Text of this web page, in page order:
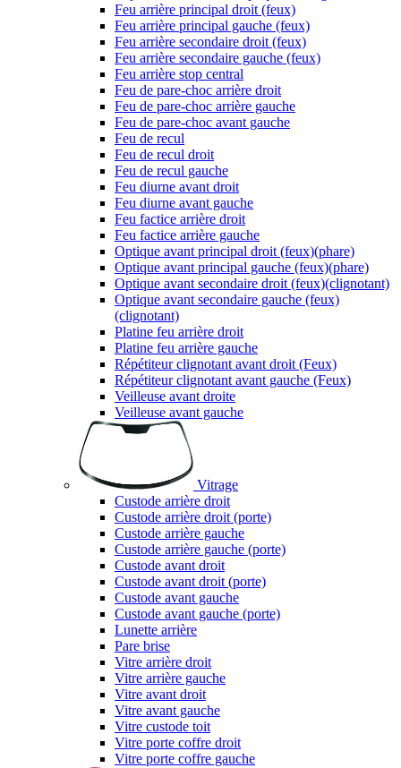
Feu arrière principal droit (feux)
Feu arrière principal gauche (feux)
Feu arrière secondaire droit (feux)
Feu arrière secondaire gauche (feux)
Feu arrière stop central
Feu de pare-choc arrière droit
Feu de pare-choc arrière gauche
Feu de pare-choc avant gauche
Feu de recul
Feu de recul droit
Feu de recul gauche
Feu diurne avant droit
Feu diurne avant gauche
Feu factice arrière droit
Feu factice arrière gauche
Optique avant principal droit (feux)(phare)
Optique avant principal gauche (feux)(phare)
Optique avant secondaire droit (feux)(clignotant)
Optique avant secondaire gauche (feux)
(clignotant)
Platine feu arrière droit
Platine feu arrière gauche
Répétiteur clignotant avant droit (Feux)
Répétiteur clignotant avant gauche (Feux)
Veilleuse avant droite
Veilleuse avant gauche
Vitrage
Custode arrière droit
Custode arrière droit (porte)
Custode arrière gauche
Custode arrière gauche (porte)
Custode avant droit
Custode avant droit (porte)
Custode avant gauche
Custode avant gauche (porte)
Lunette arrière
Pare brise
Vitre arrière droit
Vitre arrière gauche
Vitre avant droit
Vitre avant gauche
Vitre custode toit
Vitre porte coffre droit
Vitre porte coffre gauche